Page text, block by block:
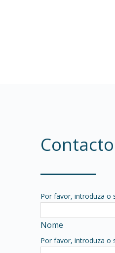
Contacto
Por favor, introduza o
Nome
Por favor, introduza o